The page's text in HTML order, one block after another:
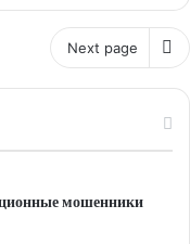
Next page
мошенники